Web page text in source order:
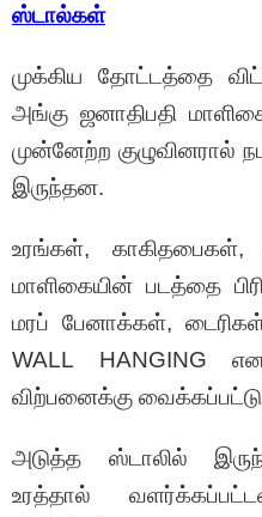
ஸ்டால்கள்
முக்கிய தோட்டத்தை
அங்கு ஜனாதிபதி
முன்னேற்ற குழுவினரால்
இருந்தன.
உரங்கள், காகிதபைகள்,
மாளிகையின் படத்தை
மரப் பேனாக்கள்,
WALL HANGING
விற்பனைக்கு
அடுத்த ஸ்டாலில்
உரத்தால்